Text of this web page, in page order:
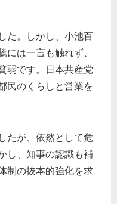
た。しかし、小池百
には一言も触れず、
弱です。日本共産党
民のくらしと営業を
たが、依然として危
し、知事の認識も補
制の抜本的強化を求